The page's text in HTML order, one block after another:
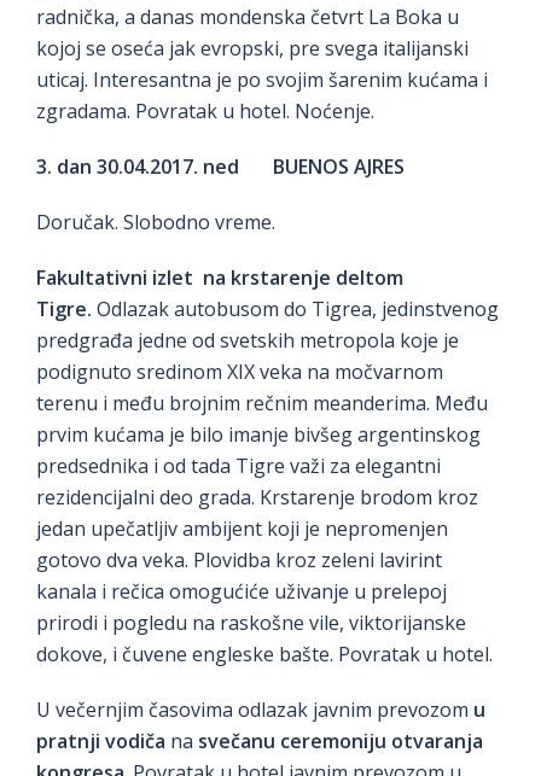
radnička, a danas mondenska četvrt La Boka u
kojoj se oseća jak evropski, pre svega italijanski
uticaj. Interesantna je po svojim šarenim kućama i
zgradama. Povratak u hotel. Noćenje.
3. dan 30.04.2017. ned BUENOS AJRES
Doručak. Slobodno vreme.
Fakultativni izlet na krstarenje deltom
Tigre. Odlazak autobusom do Tigrea, jedinstvenog
predgrađa jedne od svetskih metropola koje je
podignuto sredinom XIX veka na močvarnom
terenu i među brojnim rečnim meanderima. Među
prvim kućama je bilo imanje bivšeg argentinskog
predsednika i od tada Tigre važi za elegantni
rezidencijalni deo grada. Krstarenje brodom kroz
jedan upečatljiv ambijent koji je nepromenjen
gotovo dva veka. Plovidba kroz zeleni lavirint
kanala i rečica omogućiće uživanje u prelepoj
prirodi i pogledu na raskošne vile, viktorijanske
dokove, i čuvene engleske bašte. Povratak u hotel.
U večernjim časovima odlazak javnim prevozom u
pratnji vodiča na svečanu ceremoniju otvaranja